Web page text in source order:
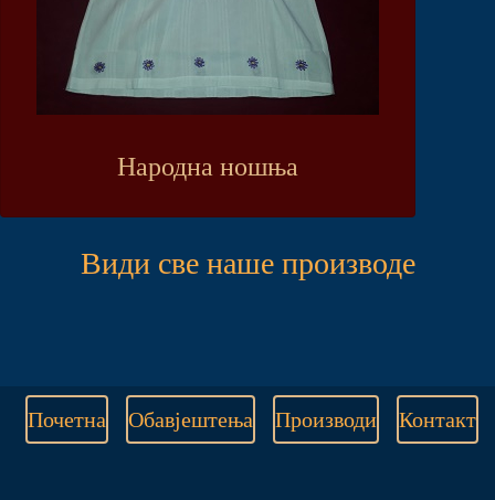
Народна ношња
Види све наше производе
Почетна Обавјештења Производи Контакт